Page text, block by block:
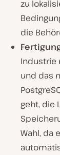
zu
die
Industrie
und das
geht, die
Wahl, da